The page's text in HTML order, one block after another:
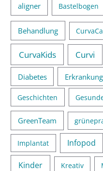
aligner Bastelbogen
Behandlung
CurvaKids Curvi
Diabetes Erkrankung
Geschichten
GreenTeam
Implantat Infopod
Kinder Kreativ